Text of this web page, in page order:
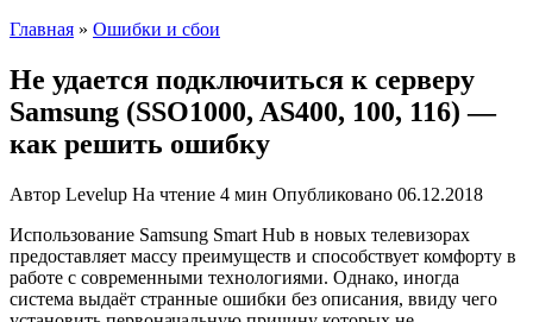
Главная » Ошибки и сбои
Не удается подключиться к серверу
Samsung (SSO1000, AS400, 100, 116) —
как решить ошибку
Автор Levelup На чтение 4 мин Опубликовано 06.12.2018
Использование Samsung Smart Hub в новых телевизорах
предоставляет массу преимуществ и способствует комфорту в
работе с современными технологиями. Однако, иногда
система выдаёт странные ошибки без описания, ввиду чего